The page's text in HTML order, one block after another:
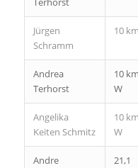
Jürgen
Schramm
10 km
Andrea
Terhorst
10 km
W
Angelika
Keiten Schmitz
10 km
W
Andre
21,1